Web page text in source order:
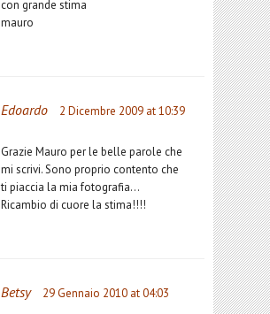
con grande stima
mauro
Edoardo 2 Dicembre 2009 at 10:39
Grazie Mauro per le belle parole che
mi scrivi. Sono proprio contento che
ti piaccia la mia fotografia…
Ricambio di cuore la stima!!!!
Betsy 29 Gennaio 2010 at 04:03